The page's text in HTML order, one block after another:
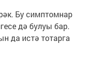
Бу симптомнар
дә булуы бар.
да истә тотарга